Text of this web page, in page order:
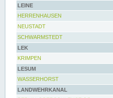
LEINE
HERRENHAUSEN
NEUSTADT
SCHWARMSTEDT
LEK
KRIMPEN
LESUM
WASSERHORST
LANDWEHRKANAL